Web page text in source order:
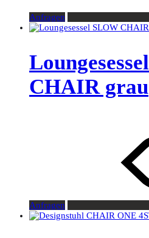
Anfragen
CHAIR grau
Anfragen